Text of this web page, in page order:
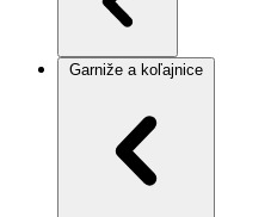
Garniže a koľajnice